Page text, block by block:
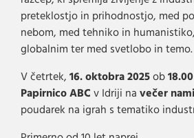
preteklostjo in prihodnostjo, med
nebom, med tehniko in
globalnim ter med svetlobo in temo.
V četrtek, 16. oktobra 2025 ob 18.00
Papirnico ABC v Idriji na večer
poudarek na igrah s tematiko